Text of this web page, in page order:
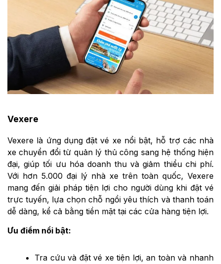
Vexere
Vexere là ứng dụng đặt vé xe nổi bật, hỗ trợ các nhà
xe chuyển đổi từ quản lý thủ công sang hệ thống hiện
đại, giúp tối ưu hóa doanh thu và giảm thiểu chi phí.
Với hơn 5.000 đại lý nhà xe trên toàn quốc, Vexere
mang đến giải pháp tiện lợi cho người dùng khi đặt vé
trực tuyến, lựa chọn chỗ ngồi yêu thích và thanh toán
dễ dàng, kể cả bằng tiền mặt tại các cửa hàng tiện lợi.
Ưu điểm nổi bật:
Tra cứu và đặt vé xe tiện lợi, an toàn và nhanh